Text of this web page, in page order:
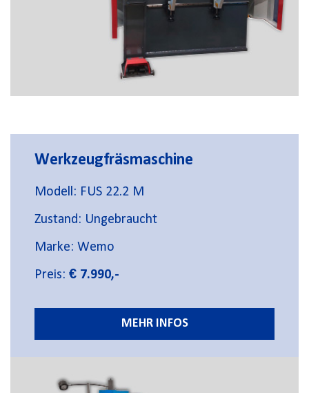
Werkzeugfräsmaschine
Modell: FUS 22.2 M
Zustand: Ungebraucht
Marke: Wemo
Preis: € 7.990,-
MEHR INFOS